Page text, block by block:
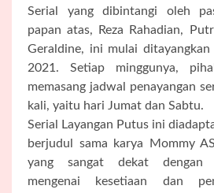
Serial yang dibintangi oleh
papan atas, Reza Rahadian,
Geraldine, ini mulai
2021. Setiap minggunya,
memasang jadwal penayangan
kali, yaitu hari Jumat dan Sabtu.
Serial Layangan Putus ini
berjudul sama karya Mommy
yang sangat dekat dengan
mengenai kesetiaan dan